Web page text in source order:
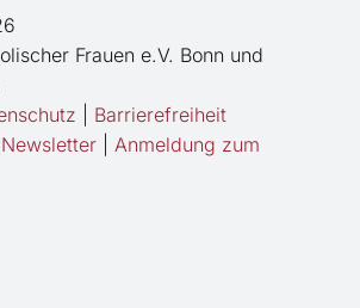
Frauen e.V. Bonn und
Barrierefreiheit
| Anmeldung zum